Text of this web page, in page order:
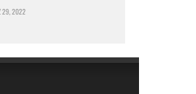
29, 2022